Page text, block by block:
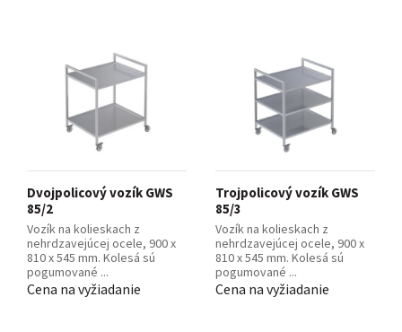
Dvojpolicový vozík GWS
85/2
Vozík na kolieskach z
nehrdzavejúcej ocele, 900 x
810 x 545 mm. Kolesá sú
pogumované ...
Cena na vyžiadanie
Trojpolicový vozík GWS
85/3
Vozík na kolieskach z
nehrdzavejúcej ocele, 900 x
810 x 545 mm. Kolesá sú
pogumované ...
Cena na vyžiadanie